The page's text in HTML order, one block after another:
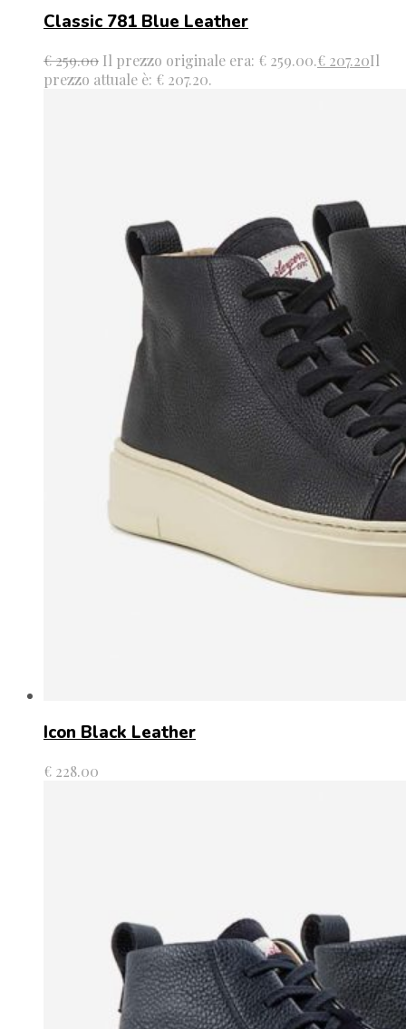
Classic 781 Blue Leather
€259.00 Il prezzo originale era: € 259.00.€ 207.20Il
prezzo attuale è: € 207.20.
Icon Black Leather
€ 228.00